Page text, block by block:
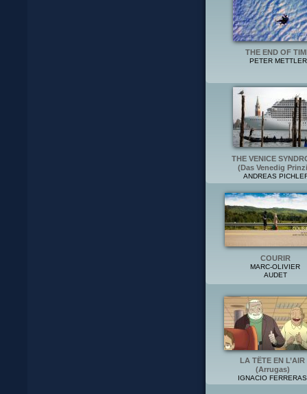
LA TÊTE EN L’AIR
(Arrugas)
IGNACIO FERRERAS
COURIR
MARC-OLIVIER
AUDET
THE VENICE
(Das Venedig
ANDREAS
THE END OF
PETER METTLER